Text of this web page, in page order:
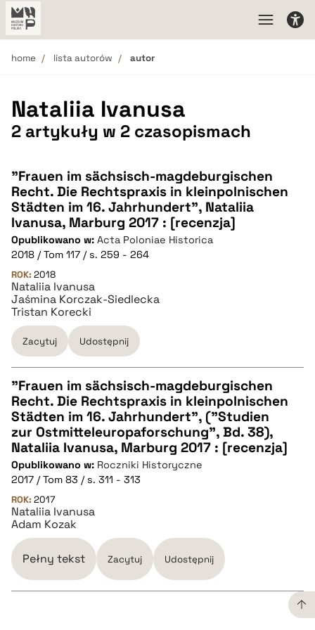
home lista autorów autor
Nataliia Ivanusa
2 artykuły w 2 czasopismach
"Frauen im sächsisch-magdeburgischen
Recht. Die Rechtspraxis in kleinpolnischen
Städten im 16. Jahrhundert", Nataliia
Ivanusa, Marburg 2017 : [recenzja]
Opublikowano w: Acta Poloniae Historica
2018 / Tom 117 / s. 259 - 264
ROK: 2018
Nataliia Ivanusa
Jaśmina Korczak-Siedlecka
Tristan Korecki
Zacytuj Udostępnij
CZYSTY TEKST
pobierz cytat
BIBTEX
pobierz cytat
"Frauen im sächsisch-magdeburgischen
Recht. Die Rechtspraxis in kleinpolnischen
Städten im 16. Jahrhundert", ("Studien
zur Ostmitteleuropaforschung", Bd. 38),
Nataliia Ivanusa, Marburg 2017 : [recenzja]
Opublikowano w: Roczniki Historyczne
2017 / Tom 83 / s. 311 - 313
ROK: 2017
Nataliia Ivanusa
Adam Kozak
Pełny tekst Zacytuj Udostępnij